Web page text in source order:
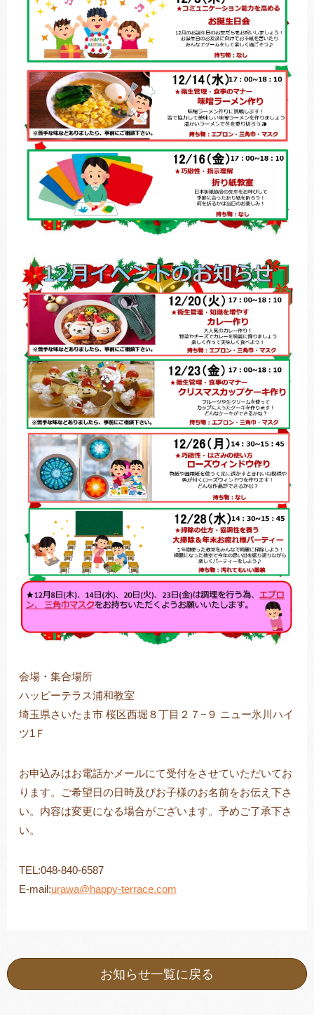
会場・集合場所
ハッピーテラス浦和教室
埼玉県さいたま市 桜区西堀８丁目２７−９ ニュー氷川ハイ
ツ1Ｆ
お申込みはお電話かメールにて受付をさせていただいてお
ります。ご希望日の日時及びお子様のお名前をお伝え下さ
い。内容は変更になる場合がございます。予めご了承下さ
い。
TEL:048-840-6587
E-mail:urawa@happy-terrace.com
お知らせ一覧に戻る